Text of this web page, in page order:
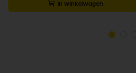
In winkelwagen